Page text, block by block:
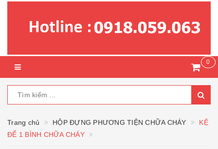
0
Trang chủ HỘP ĐỰNG PHƯƠNG TIỆN CHỮA CHÁY
KỆ
ĐỂ 1 BÌNH CHỮA CHÁY